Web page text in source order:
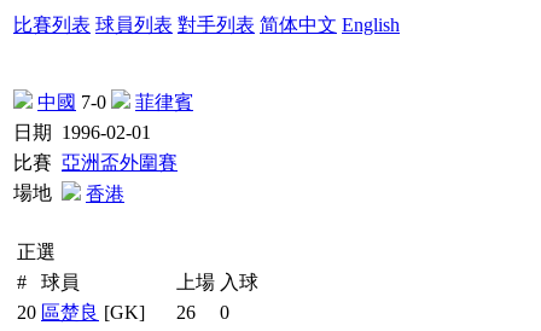
比賽列表 球員列表 對手列表 简体中文 English
中國 7-0
菲律賓
日期
1996-02-01
比賽 亞洲盃外圍賽
場地
香港
正選
#
球員 上場 入球
20 區楚良 [GK] 26
0